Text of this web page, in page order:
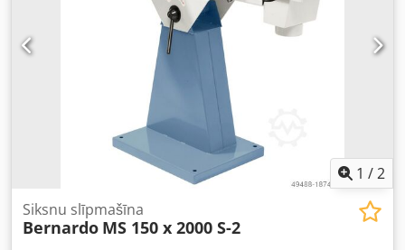
x 1000 mm Crodpfx Aob Hhkgsdwjf Svars apm.: 67 kg
Oriģināli iepakots jauns izstrādājums.
1 /2
Siksnu slīpmašīna
Bernardo MS 150 x 2000 S-2